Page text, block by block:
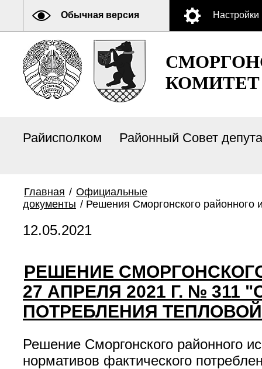
Обычная версия Настройки
КОМИТЕТ
Райисполком Районный Совет
Главная / Официальные
документы / Решения Сморгонского районного
12.05.2021
РЕШЕНИЕ
27 АПРЕЛЯ 2021 Г. №
ПОТРЕБЛЕНИЯ
Решение Сморгонского районного
нормативов фактического